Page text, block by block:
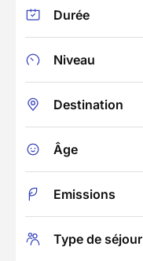
Durée
Niveau
Destination
Âge
Emissions
Type de séjour